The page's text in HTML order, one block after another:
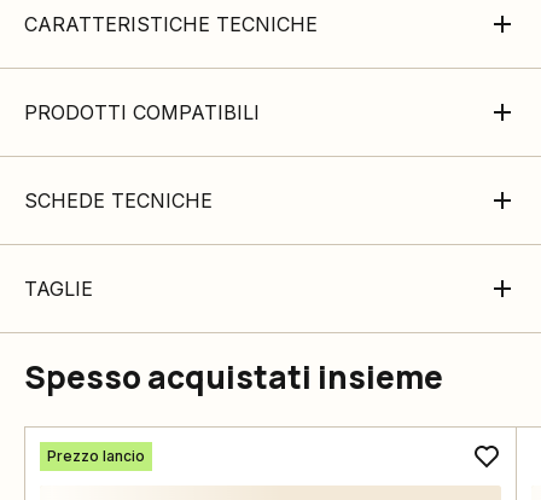
CARATTERISTICHE TECNICHE
PRODOTTI COMPATIBILI
SCHEDE TECNICHE
TAGLIE
Spesso acquistati insieme
Prezzo lancio